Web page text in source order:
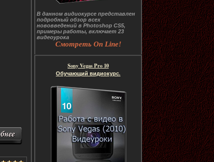
В данном видиокурсе представлен
подробный обзор всех
нововведений в Photoshop CS5,
примеры работы, включает 23
видеоурока
Смотреть On Line!
Sony Vegas Pro 10
Обучающий видиокурс.